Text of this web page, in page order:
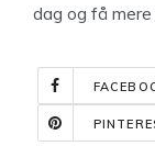
dag og få